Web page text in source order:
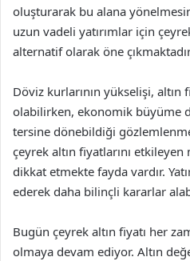
oluşturarak bu alana
uzun vadeli yatırımlar için
alternatif olarak öne
Döviz kurlarının yükselişi, altın
olabilirken, ekonomik büyüme
tersine dönebildiği
çeyrek altın fiyatlarını
dikkat etmekte fayda vardır.
ederek daha bilinçli kararlar
Bugün çeyrek altın fiyatı her
olmaya devam ediyor. Altın